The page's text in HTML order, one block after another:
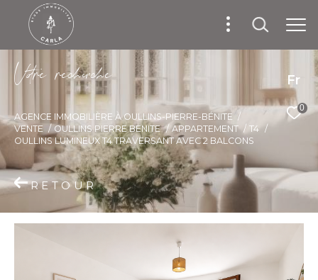
Fr
0
Vore recece
AGENCE IMMOBILIÈRE À OULLINS-PIERRE-BÉNITE
VENTE
OULLINS PIERRE BENITE APPARTEMENT
T4
OULLINS LUMINEUX T4 TRAVERSANT AVEC 2 BALCONS
RETOUR